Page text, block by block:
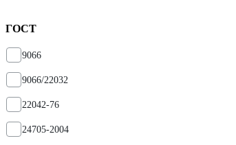
ГОСТ
9066
9066/22032
22042-76
24705-2004